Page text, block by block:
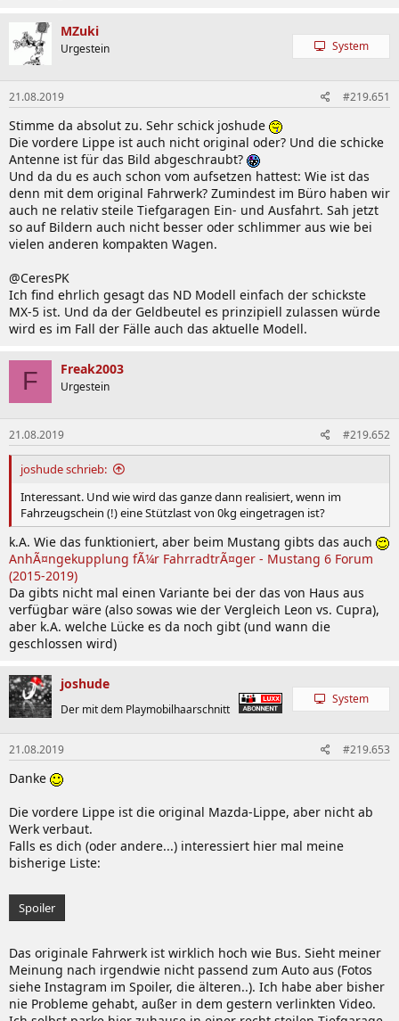
MZuki
Urgestein System
21.08.2019 #219.651
Stimme da absolut zu. Sehr schick joshude
Die vordere Lippe ist auch nicht original oder? Und die schicke
Antenne ist für das Bild abgeschraubt?
Und da du es auch schon vom aufsetzen hattest: Wie ist das
denn mit dem original Fahrwerk? Zumindest im Büro haben wir
auch ne relativ steile Tiefgaragen Ein- und Ausfahrt. Sah jetzt
so auf Bildern auch nicht besser oder schlimmer aus wie bei
vielen anderen kompakten Wagen.
@CeresPK
Ich find ehrlich gesagt das ND Modell einfach der schickste
MX-5 ist. Und da der Geldbeutel es prinzipiell zulassen würde
wird es im Fall der Fälle auch das aktuelle Modell.
F Freak2003
Urgestein
21.08.2019 #219.652
joshude schrieb:
Interessant. Und wie wird das ganze dann realisiert, wenn im
Fahrzeugschein (!) eine Stützlast von 0kg eingetragen ist?
k.A. Wie das funktioniert, aber beim Mustang gibts das auch
AnhÃ¤ngekupplung fÃ¼r FahrradtrÃ¤ger - Mustang 6 Forum
(2015-2019)
Da gibts nicht mal einen Variante bei der das von Haus aus
verfügbar wäre (also sowas wie der Vergleich Leon vs. Cupra),
aber k.A. welche Lücke es da noch gibt (und wann die
geschlossen wird)
joshude
Der mit dem Playmobilhaarschnitt
System
21.08.2019 #219.653
Danke
Die vordere Lippe ist die original Mazda-Lippe, aber nicht ab
Werk verbaut.
Falls es dich (oder andere...) interessiert hier mal meine
bisherige Liste:
Spoiler
Das originale Fahrwerk ist wirklich hoch wie Bus. Sieht meiner
Meinung nach irgendwie nicht passend zum Auto aus (Fotos
siehe Instagram im Spoiler, die älteren..). Ich habe aber bisher
nie Probleme gehabt, außer in dem gestern verlinkten Video.